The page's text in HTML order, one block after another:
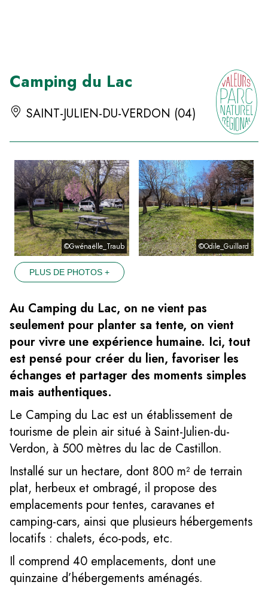
Camping du Lac
SAINT-JULIEN-DU-VERDON (04)
©Gwénaëlle_Traub ©Odile_Guillard
PLUS DE PHOTOS +
Au Camping du Lac, on ne vient pas
seulement pour planter sa tente, on vient
pour vivre une expérience humaine. Ici, tout
est pensé pour créer du lien, favoriser les
échanges et partager des moments simples
mais authentiques.
Le Camping du Lac est un établissement de
tourisme de plein air situé à Saint-Julien-du-
Verdon, à 500 mètres du lac de Castillon.
Installé sur un hectare, dont 800 m² de terrain
plat, herbeux et ombragé, il propose des
emplacements pour tentes, caravanes et
camping-cars, ainsi que plusieurs hébergements
locatifs : chalets, éco-pods, etc.
Il comprend 40 emplacements, dont une
quinzaine d’hébergements aménagés.